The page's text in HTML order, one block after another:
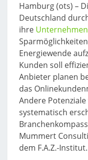
Hamburg (ots) –
Deutschland
ihre Unternehmen
Energiewende
Kunden soll
Anbieter planen
das
Andere
systematisch
Mummert
dem F.A.Z.-Institut.